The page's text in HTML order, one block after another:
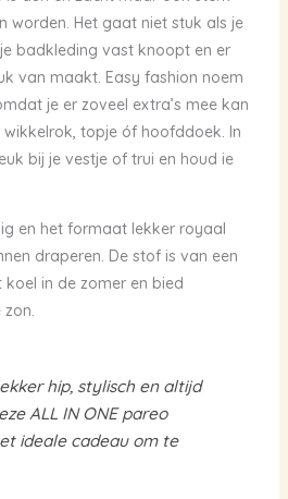
worden. Het gaat niet stuk als je
badkleding vast knoopt en er
van maakt. Easy fashion noem
je er zoveel extra’s mee kan
wikkelrok, topje óf hoofddoek. In
bij je vestje of trui en houd ie
en het formaat lekker royaal
draperen. De stof is van een
in de zomer en bied
zon.
hip, stylisch en altijd
ALL IN ONE pareo
ideale cadeau om te